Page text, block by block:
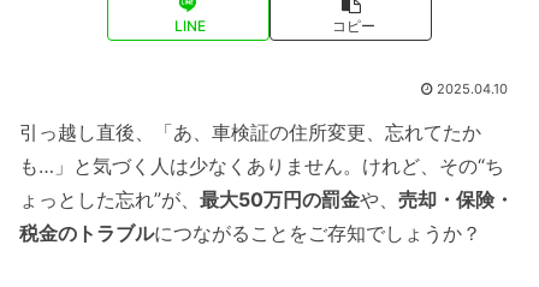
LINE コピー
2025.04.10
引っ越し直後、「あ、車検証の住所変更、忘れてたか
も…」と気づく人は少なくありません。けれど、その“ち
ょっとした忘れ”が、 最大50万円の罰金や、 売却・保険・
税金のトラブルにつながることをご存知でしょうか？